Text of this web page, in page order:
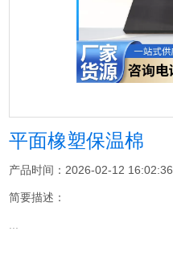
平面橡塑保温棉
产品时间：2026-02-12 16:02:36
简要描述：
...